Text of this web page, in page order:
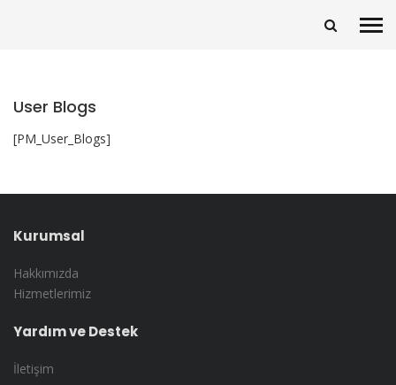
User Blogs
[PM_User_Blogs]
Kurumsal
Hakkımızda
Hizmetlerimiz
Yardım ve Destek
İletişim